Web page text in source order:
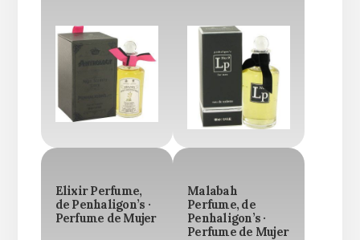
Elixir Perfume,
de Penhaligon’s ·
Perfume de Mujer
Malabah
Perfume, de
Penhaligon’s ·
Perfume de Mujer